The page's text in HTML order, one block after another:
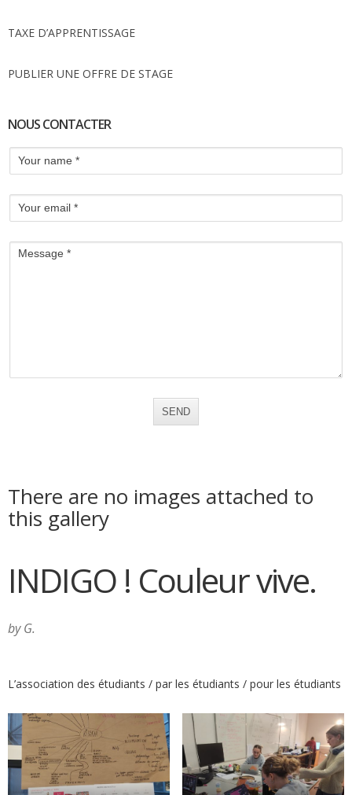
TAXE D’APPRENTISSAGE
PUBLIER UNE OFFRE DE STAGE
NOUS CONTACTER
There are no images attached to
this gallery
INDIGO ! Couleur vive.
by G.
L’association des étudiants / par les étudiants / pour les étudiants